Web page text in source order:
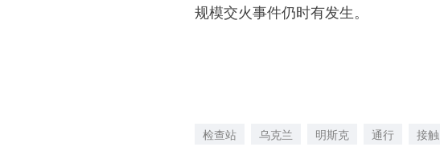
规模交火事件仍时有发生。
检查站 乌克兰 明斯克 通行 接触